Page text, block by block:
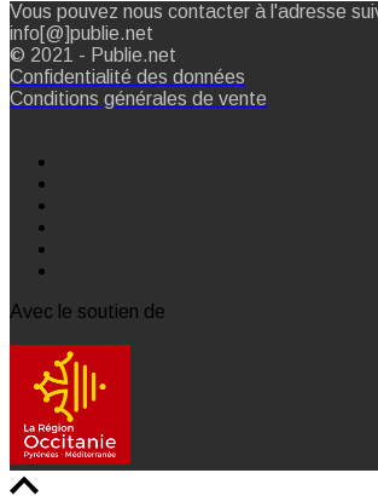
Vous pouvez nous contacter à l'adresse
info[@]publie.net
© 2021 - Publie.net
Confidentialité des données
Conditions générales de vente
Avec le soutien de